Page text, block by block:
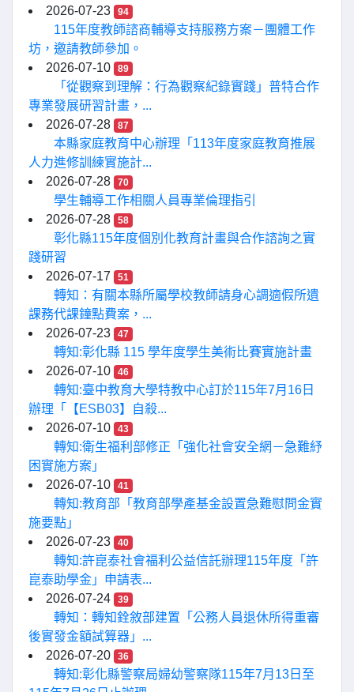
2026-07-23
94
115年度教師諮商輔導支持服務方案－團體工作
坊，邀請教師參加。
2026-07-10
89
「從觀察到理解：行為觀察紀錄實踐」普特合作
專業發展研習計畫，...
2026-07-28
87
本縣家庭教育中心辦理「113年度家庭教育推展
人力進修訓練實施計...
2026-07-28
70
學生輔導工作相關人員專業倫理指引
2026-07-28
58
彰化縣115年度個別化教育計畫與合作諮詢之實
踐研習
2026-07-17
51
轉知：有關本縣所屬學校教師請身心調適假所遺
課務代課鐘點費案，...
2026-07-23
47
轉知:彰化縣 115 學年度學生美術比賽實施計畫
2026-07-10
46
轉知:臺中教育大學特教中心訂於115年7月16日
辦理「【ESB03】自殺...
2026-07-10
43
轉知:衛生福利部修正「強化社會安全網－急難紓
困實施方案」
2026-07-10
41
轉知:教育部「教育部學產基金設置急難慰問金實
施要點」
2026-07-23
40
轉知:許崑泰社會福利公益信託辦理115年度「許
崑泰助學金」申請表...
2026-07-24
39
轉知：轉知銓敘部建置「公務人員退休所得重審
後實發金額試算器」...
2026-07-20
36
轉知:彰化縣警察局婦幼警察隊115年7月13日至